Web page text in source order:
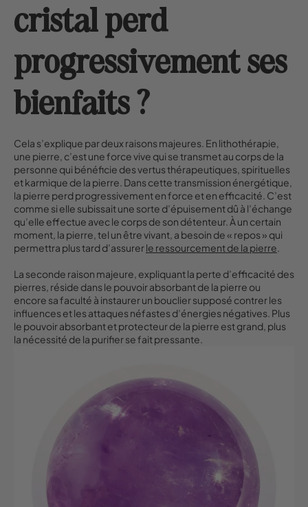
cristal perd
progressivement ses
bienfaits ?
Cela s’explique par deux raisons majeures. En lithothérapie,
une pierre, c’est une force vive qui se transmet au corps de la
personne qui bénéficie des vertus thérapeutiques, spirituelles
et karmique de la pierre. Dans cette transmission énergétique,
la pierre perd progressivement en force et en efficacité. C’est
comme si elle subissait une sorte d’épuisement dû à l’échange
qu’elle effectue avec le corps de son détenteur. À un certain
moment, la pierre, tel un être vivant, a besoin de « repos » qui
permettra plus tard d’assurerle ressourcement de la pierre.
La seconde raison majeure, expliquant la perte d’efficacité des
pierres, réside dans le pouvoir absorbant de la pierre ou
encore sa faculté à instaurer un bouclier supposé contrer les
influences et les attaques néfastes d’énergies négatives. Plus
le pouvoir absorbant et protecteur de la pierre est grand, plus
la nécessité de la purifier se fait pressante.